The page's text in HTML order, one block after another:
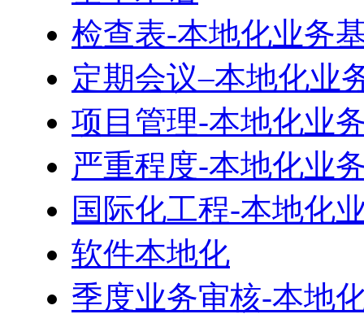
检查表-本地化业务
定期会议–本地化业
项目管理-本地化业
严重程度-本地化业
国际化工程-本地化
软件本地化
季度业务审核-本地